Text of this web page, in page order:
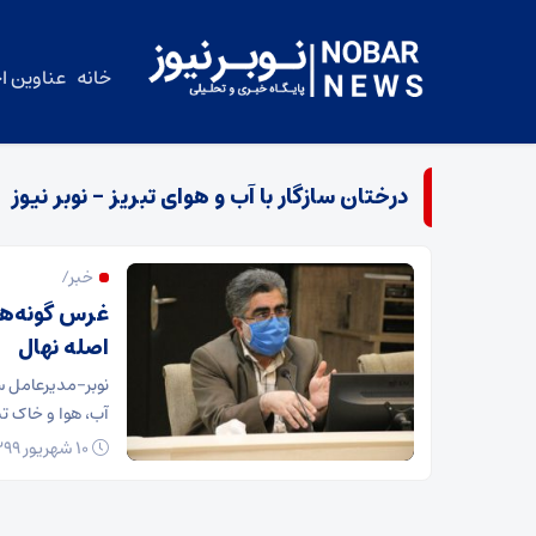
خانه عناوین
درختان سازگار با آب و هوای تبریز – نوبر نیوز
خبر/
غرس
اصله نهال
نوبر-
آب، هوا و خاک